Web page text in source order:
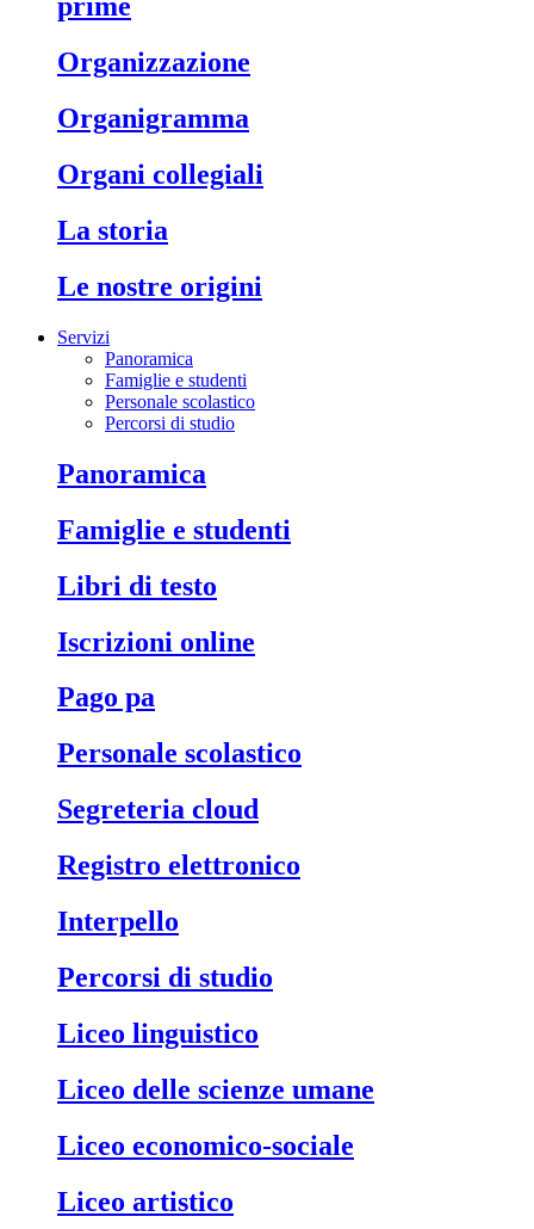
prime
organizzazione
organigramma
organi collegiali
la storia
le nostre origini
Servizi
Panoramica
Famiglie e studenti
Personale scolastico
Percorsi di studio
panoramica
famiglie e studenti
libri di testo
iscrizioni online
pago pa
personale scolastico
segreteria cloud
registro elettronico
interpello
percorsi di studio
liceo linguistico
liceo delle scienze umane
liceo economico-sociale
liceo artistico